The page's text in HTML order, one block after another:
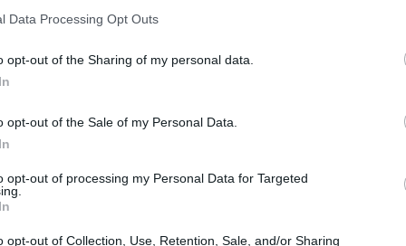
Data Processing Opt Outs
opt-out of the Sharing of my personal data.
opt-out of the Sale of my Personal Data.
opt-out of processing my Personal Data for Targeted
opt-out of Collection, Use, Retention, Sale, and/or Sharing
επιτήρησης, μεταδίδοντας σε
επιτήρησης στο Επίγειο Κέντρο
ως μιαμη επανδρωμένη ημι-
προστασίας κρίσιμων υποδομών,
και ενίσχυσης της επιχειρησιακής